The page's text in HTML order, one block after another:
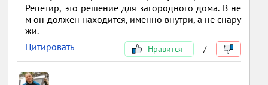
Репетир, это решение для загородного дома. В нё
м он должен находится, именно внутри, а не снару
жи.
Цитировать
Нравится /